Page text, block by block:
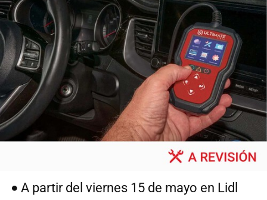
A partir del viernes 15 de mayo en Lidl